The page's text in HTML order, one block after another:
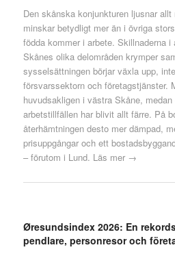
Den skånska konjunkturen ljusnar
minskar betydligt mer än i övriga
födda kommer i arbete. Skillnaderna i
Skånes olika delområden krymper
sysselsättningen börjar växla upp,
försvarssektorn och företagstjänster.
huvudsakligen i västra Skåne,
arbetstillfällen har blivit allt färre. På
återhämtningen desto mer dämpad,
prisuppgångar och ett
– förutom i Lund. Läs mer →
Øresundsindex 2026: En
pendlare, personresor och